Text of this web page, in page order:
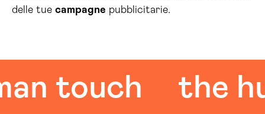
delle tue campagne pubblicitarie.
the